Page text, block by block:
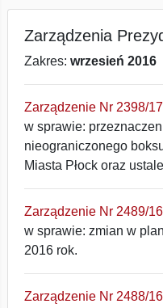
Zarządzenia
Zakres: wrzesień 2016
Zarządzenie Nr 2398/
w sprawie:
nieograniczonego
Miasta Płock oraz
Zarządzenie Nr 2489/
w sprawie: zmian w
2016 rok.
Zarządzenie Nr 2488/